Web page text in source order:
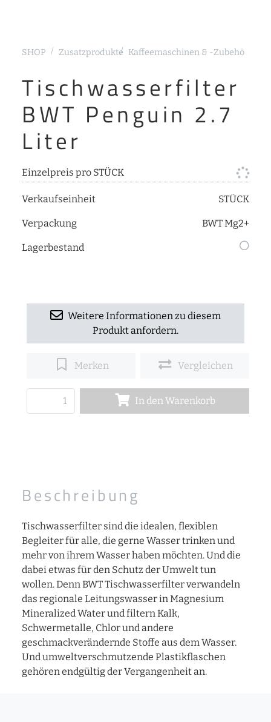
SHOP Zusatzprodukte Kaffeemaschinen & -Zubehör
Tischwasserfilter
BWT Penguin 2.7
Liter
Einzelpreis pro STÜCK
Verkaufseinheit STÜCK
Verpackung BWT Mg2+
Lagerbestand
Weitere Informationen zu diesem
Produkt anfordern.
Merken Vergleichen
In den Warenkorb
Beschreibung
Tischwasserfilter sind die idealen, flexiblen
Begleiter für alle, die gerne Wasser trinken und
mehr von ihrem Wasser haben möchten. Und die
dabei etwas für den Schutz der Umwelt tun
wollen. Denn BWT Tischwasserfilter verwandeln
das regionale Leitungswasser in Magnesium
Mineralized Water und filtern Kalk,
Schwermetalle, Chlor und andere
geschmackverändernde Stoffe aus dem Wasser.
Und umweltverschmutzende Plastikflaschen
gehören endgültig der Vergangenheit an.